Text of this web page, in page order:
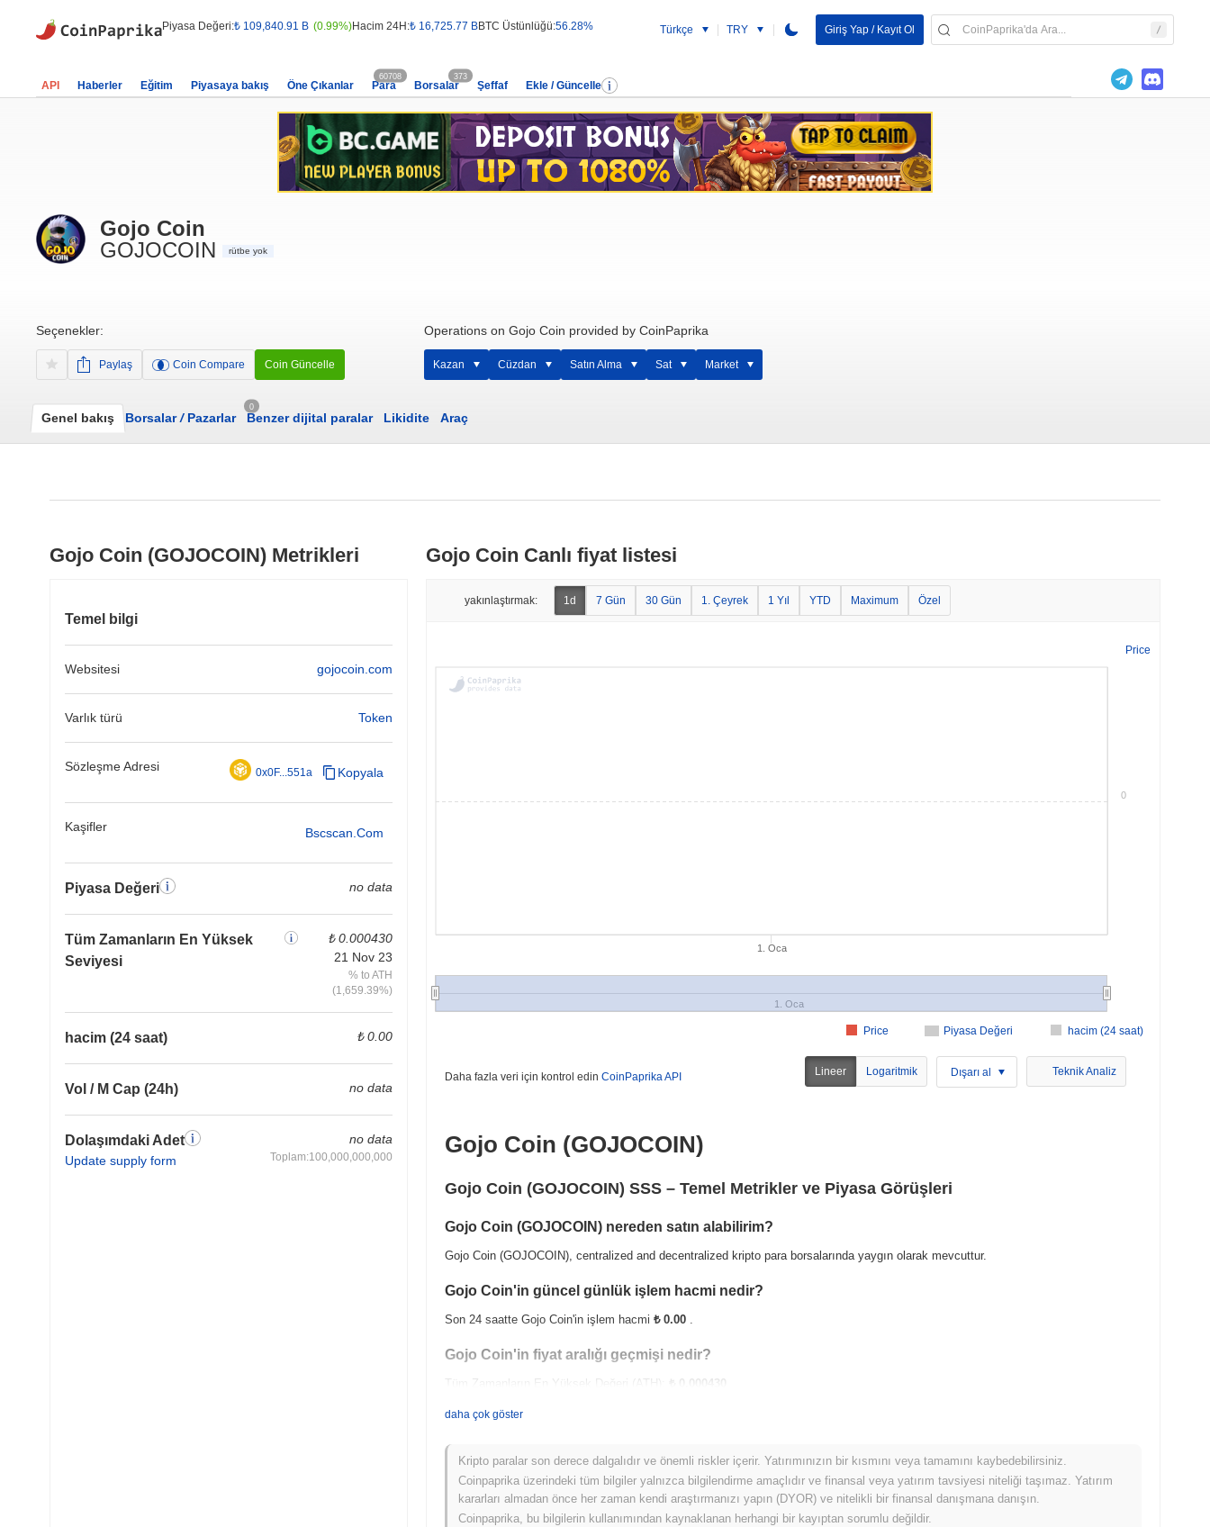
Piyasa Değeri:₺ 109,840.91 B (0.99%)Hacim 24H:₺ 16,725.77 BBTC Üstünlüğü:56.28% Türkçe TRY Giriş Yap / Kayıt Ol
API Haberler Eğitim Piyasaya bakış Öne Çıkanlar Para
60708
Borsalar
373
Şeffaf Ekle / Güncelle
Gojo Coin
GOJOCOIN
rütbe yok
Seçenekler:
Paylaş Coin Compare Coin Güncelle
Operations on Gojo Coin provided by CoinPaprika
Kazan Cüzdan Satın Alma Sat Market
Genel bakış Borsalar/Pazarlar
0
Benzer dijital paralar Likidite Araç
Gojo Coin (GOJOCOIN) Metrikleri
Temel bilgi
Websitesi gojocoin.com
Varlık türü Token
Sözleşme Adresi 0x0F...551a Kopyala
Kaşifler Bscscan.com
Piyasa Değeri no data
Tüm Zamanların En Yüksek
Seviyesi
₺ 0.000430
21 Nov 23
% to ATH
(1,659.39%)
hacim (24 saat) ₺ 0.00
Vol / M Cap (24h) no data
Dolaşımdaki Adet
Update supply form
no data
Toplam:100,000,000,000
Gojo Coin Canlı fiyat listesi
yakınlaştırmak: 1d 7 Gün 30 Gün 1. Çeyrek 1 Yıl YTD Maximum Özel
Price
Piyasa Değeri hacim (24 saat)
Price
1. Oca
1. Oca
0
Daha fazla veri için kontrol edin CoinPaprika API Lineer Logaritmik Dışarı al Teknik Analiz
Gojo Coin (GOJOCOIN)
Gojo Coin (GOJOCOIN) SSS – Temel Metrikler ve Piyasa Görüşleri
Gojo Coin (GOJOCOIN) nereden satın alabilirim?
Gojo Coin (GOJOCOIN), centralized and decentralized kripto para borsalarında yaygın olarak mevcuttur.
Gojo Coin'in güncel günlük işlem hacmi nedir?
Son 24 saatte Gojo Coin'in işlem hacmi ₺ 0.00 .
Gojo Coin'in fiyat aralığı geçmişi nedir?
Tüm Zamanların En Yüksek Değeri (ATH):
₺ 0.000430
Gojo Coin, daha geniş kripto piyasasıyla karşılaştırıldığında nasıl performans gösteriyor?
Son 7 günde Gojo Coin0.00%kazandı, genel kripto piyasasından0.99%kazanç kaydeden daha düşük performans gösterdi. Bu,
daha geniş piyasa momentumuna göre GOJOCOIN'ün fiyat hareketinde geçici bir gecikme gösterdiğini belirtir.
daha çok göster
Kripto paralar son derece dalgalıdır ve önemli riskler içerir. Yatırımınızın bir kısmını veya tamamını kaybedebilirsiniz.
Coinpaprika üzerindeki tüm bilgiler yalnızca bilgilendirme amaçlıdır ve finansal veya yatırım tavsiyesi niteliği taşımaz. Yatırım
kararları almadan önce her zaman kendi araştırmanızı yapın (DYOR) ve nitelikli bir finansal danışmana danışın.
Coinpaprika, bu bilgilerin kullanımından kaynaklanan herhangi bir kayıptan sorumlu değildir.